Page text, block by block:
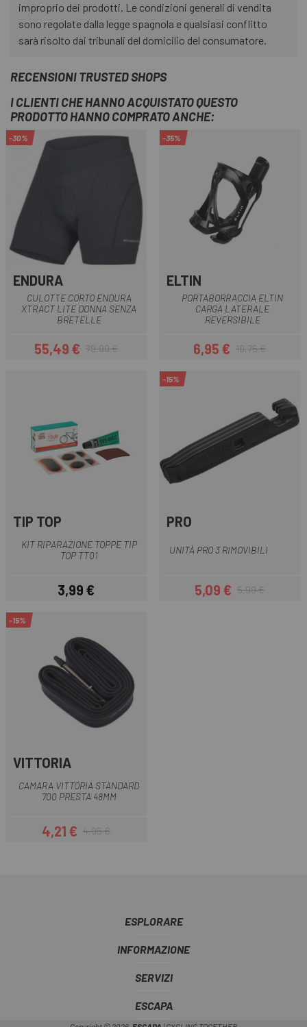
improprio dei prodotti. Le condizioni generali di vendita
sono regolate dalla legge spagnola e qualsiasi conflitto
sarà risolto dai tribunali del domicilio del consumatore.
RECENSIONI TRUSTED SHOPS
I CLIENTI CHE HANNO ACQUISTATO QUESTO
PRODOTTO HANNO COMPRATO ANCHE:
-30%
ENDURA
CULOTTE CORTO ENDURA
XTRACT LITE DONNA SENZA
BRETELLE
Prezzo
55,49 €Prezzo base
79,99 €
-35%
ELTIN
PORTABORRACCIA ELTIN
CARGA LATERALE
REVERSIBILE
Prezzo
6,95 €Prezzo base
10,75 €
TIP TOP
KIT RIPARAZIONE TOPPE TIP
TOP TT01
Prezzo
3,99 €
-15%
PRO
UNITÀ PRO 3 RIMOVIBILI
Prezzo
5,09 €Prezzo base
5,99 €
-15%
VITTORIA
CAMARA VITTORIA STANDARD
700 PRESTA 48MM
Prezzo
4,21 €Prezzo base
4,95 €
ESPLORARE
INFORMAZIONE
SERVIZI
ESCAPA